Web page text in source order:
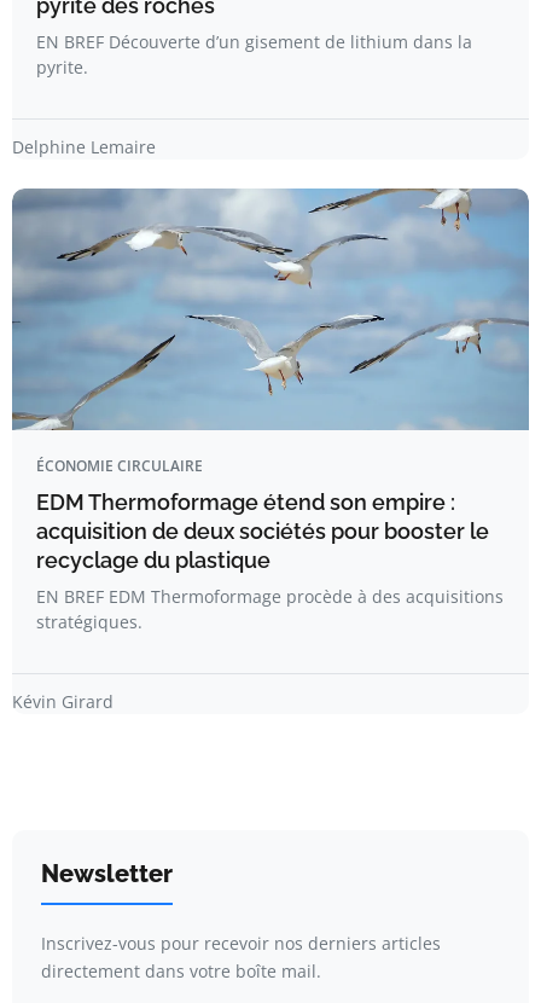
pyrite des roches
EN BREF Découverte d’un gisement de lithium dans la
pyrite.
Delphine Lemaire
ÉCONOMIE CIRCULAIRE
EDM Thermoformage étend son empire :
acquisition de deux sociétés pour booster le
recyclage du plastique
EN BREF EDM Thermoformage procède à des acquisitions
stratégiques.
Kévin Girard
Newsletter
Inscrivez-vous pour recevoir nos derniers articles
directement dans votre boîte mail.